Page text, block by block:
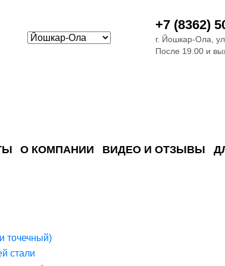
+7 (8362)
г. Йошкар-Ола,
После 19.00 и
О КОМПАНИИ ВИДЕО И ОТЗЫВЫ
точечный)
стали